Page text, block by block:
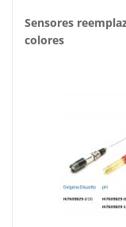
Sensores
colores